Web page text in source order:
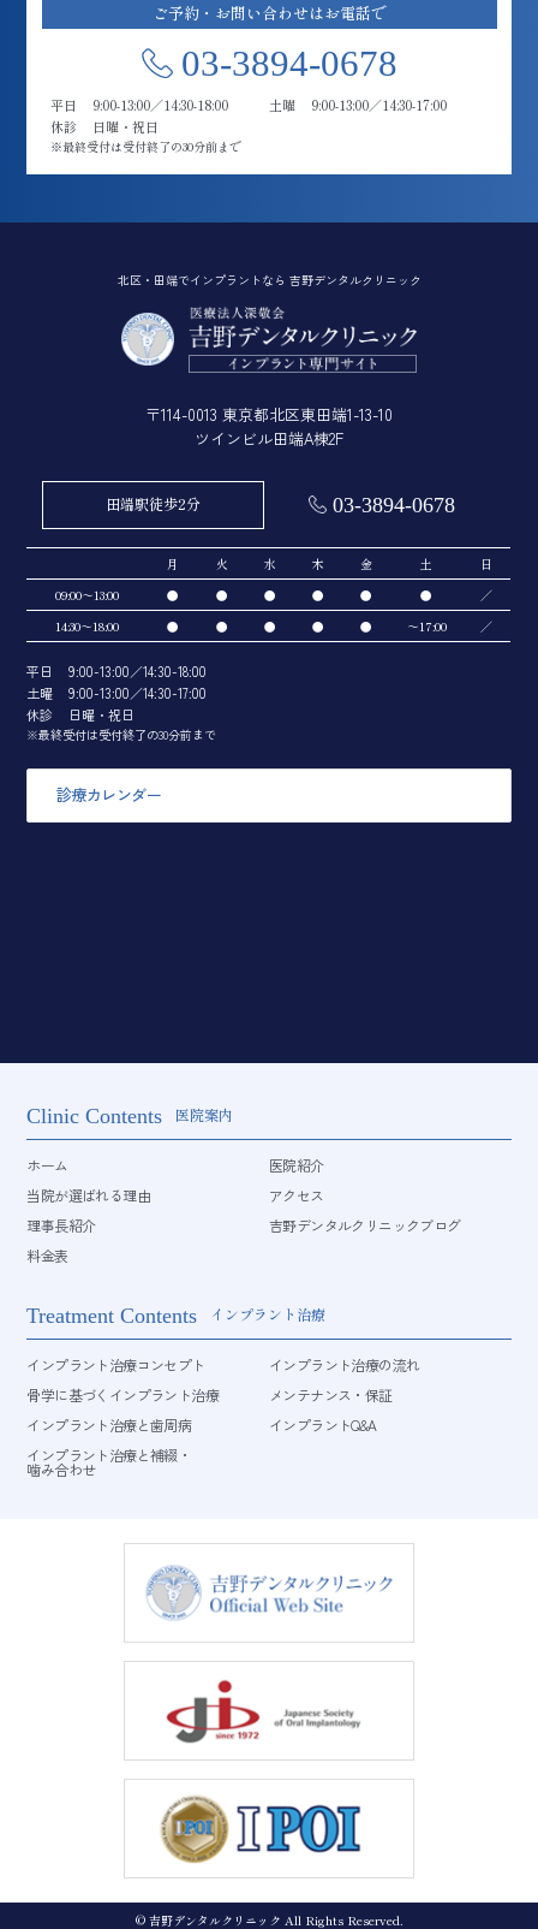
ご予約・お問い合わせはお電話で
03-3894-0678
平日 9:00-13:00／14:30-18:00 土曜
9:00-13:00／14:30-17:00
休診
日曜・祝日
※最終受付は受付終了の30分前まで
北区・田端でインプラントなら 吉野デンタルクリニック
〒114-0013 東京都北区東田端1-13-10
ツインビル田端A棟2F
田端駅徒歩2分 03-3894-0678
月 火 水 木 金 土
日
09:00～13:00
● ● ● ● ● ●
／
14:30～18:00
● ● ● ● ● ～17:00 ／
平日
9:00-13:00／14:30-18:00
土曜
9:00-13:00／14:30-17:00
休診
日曜・祝日
※最終受付は受付終了の30分前まで
診療カレンダー
Clinic Contents 医院案内
ホーム
医院紹介
当院が選ばれる理由
アクセス
理事長紹介
吉野デンタルクリニックブログ
料金表
Treatment Contents インプラント治療
インプラント治療コンセプト
インプラント治療の流れ
骨学に基づくインプラント治療
メンテナンス・保証
インプラント治療と歯周病
インプラントQ&A
インプラント治療と補綴・
噛み合わせ
© 吉野デンタルクリニック All Rights Reserved.